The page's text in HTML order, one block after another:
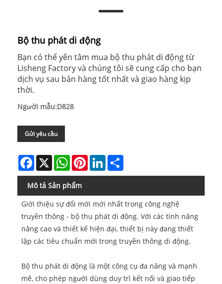
Bộ thu phát di động
Bạn có thể yên tâm mua bộ thu phát di động từ
Lisheng Factory và chúng tôi sẽ cung cấp cho bạn
dịch vụ sau bán hàng tốt nhất và giao hàng kịp
thời.
Người mẫu:D828
Gửi yêu cầu
Facebook
X WhatsAppPinterestLinkedIn
Mô tả Sản phẩm
Giới thiệu sự đổi mới mới nhất trong công nghệ
truyền thông - bộ thu phát di động. Với các tính năng
nâng cao và thiết kế hiện đại, thiết bị này đang thiết
lập các tiêu chuẩn mới trong truyền thông di động.
Bộ thu phát di động là một công cụ đa năng và mạnh
mẽ, cho phép người dùng duy trì kết nối và giao tiếp